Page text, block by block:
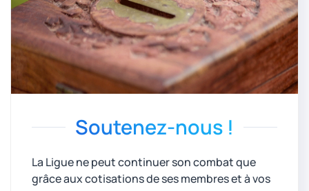
Soutenez-nous !
La Ligue ne peut continuer son combat que
grâce aux cotisations de ses membres et à vos